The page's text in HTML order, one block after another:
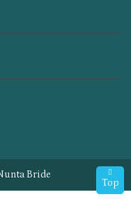
Bride
Top